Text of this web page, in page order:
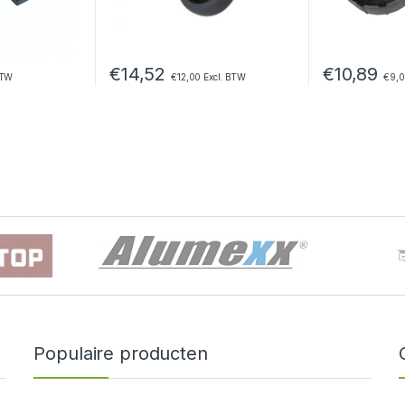
€14,52 €12,00 Excl. BTW €10,89 €
Populaire producten